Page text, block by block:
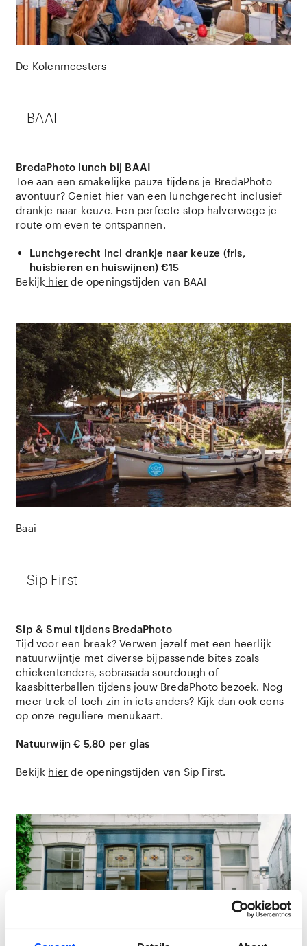
De Kolenmeesters
BAAI
BredaPhoto lunch bij BAAI
Toe aan een smakelijke pauze tijdens je BredaPhoto
avontuur? Geniet hier van een lunchgerecht inclusief
drankje naar keuze. Een perfecte stop halverwege je
route om even te ontspannen.
Lunchgerecht incl drankje naar keuze (fris,
huisbieren en huiswijnen) €15
Bekijk hier de openingstijden van BAAI
Baai
Sip First
Sip & Smul tijdens BredaPhoto
Tijd voor een break? Verwen jezelf met een heerlijk
natuurwijntje met diverse bijpassende bites zoals
chickentenders, sobrasada sourdough of
kaasbitterballen tijdens jouw BredaPhoto bezoek. Nog
meer trek of toch zin in iets anders? Kijk dan ook eens
op onze reguliere menukaart.
Natuurwijn € 5,80 per glas
Bekijk hier de openingstijden van Sip First.